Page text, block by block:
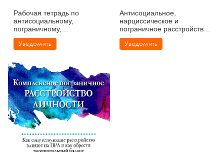
Рабочая тетрадь по
антисоциальному,
пограничному,
нарциссическому и
гистрионному
Уведомить
Антисоциальное,
нарциссическое и
пограничное расстройства
личности. Современная
концептуализация
Уведомить